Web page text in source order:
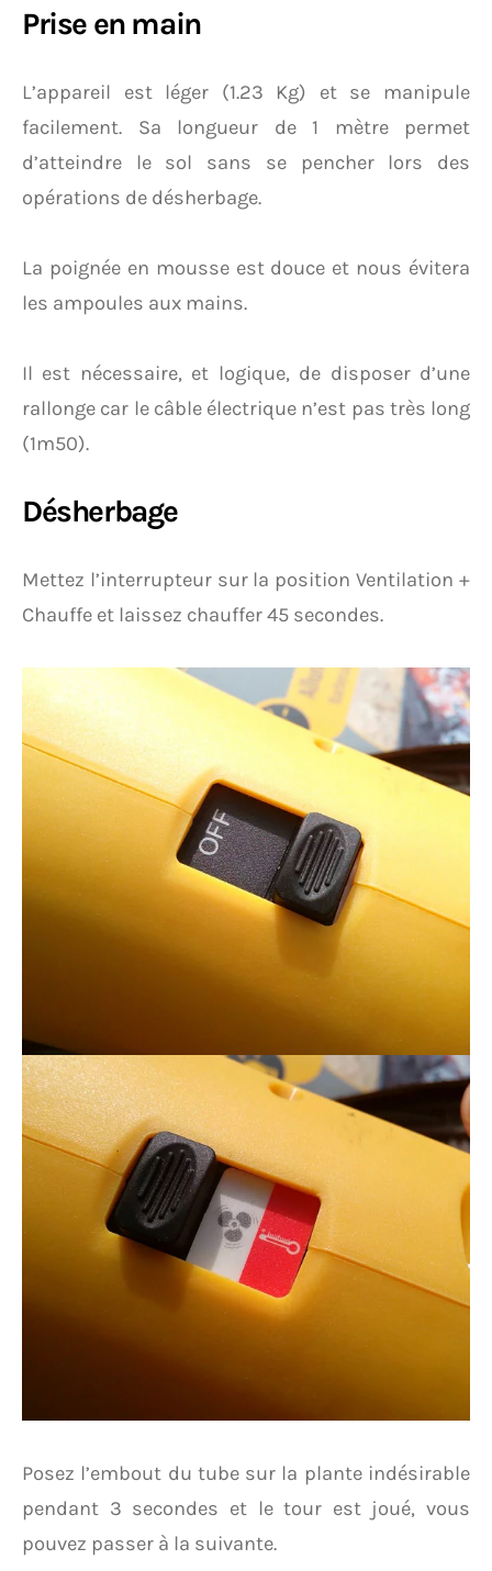
Prise en main
L’appareil est léger (1.23 Kg) et se manipule
facilement. Sa longueur de 1 mètre permet
d’atteindre le sol sans se pencher lors des
opérations de désherbage.
La poignée en mousse est douce et nous évitera
les ampoules aux mains.
Il est nécessaire, et logique, de disposer d’une
rallonge car le câble électrique n’est pas très long
(1m50).
Désherbage
Mettez l’interrupteur sur la position Ventilation +
Chauffe et laissez chauffer 45 secondes.
Posez l’embout du tube sur la plante indésirable
pendant 3 secondes et le tour est joué, vous
pouvez passer à la suivante.